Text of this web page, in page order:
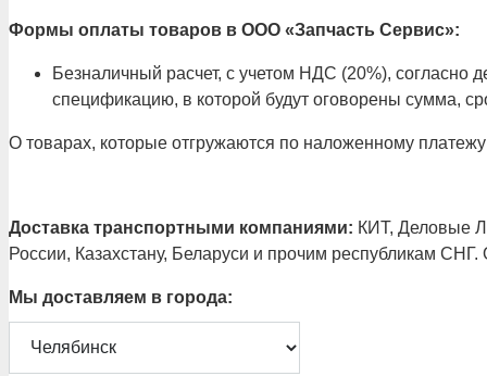
Формы оплаты товаров в ООО «Запчасть Сервис»:
Безналичный расчет, с учетом НДС (20%),
спецификацию, в которой будут оговорены сумма,
О товарах, которые отгружаются по наложенному
Доставка транспортными компаниями: КИТ, Деловые
России, Казахстану, Беларуси и прочим республикам
Мы доставляем в города: